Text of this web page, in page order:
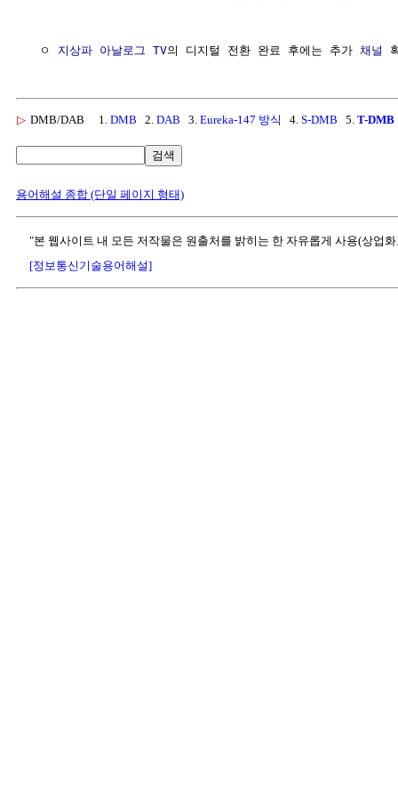
  ㅇ
지상파 아날로그 TV의 디지털 전환 완료 후에는 추가 채널
▷ DMB/DAB 1. DMB 2. DAB 3. Eureka-147 방식 4. S-DMB 5. T-DMB
검색
용어해설 종합 (단일 페이지 형태)
"본 웹사이트 내 모든 저작물은 원출처를 밝히는 한 자유롭게 사용(상업
[정보통신기술용어해설]